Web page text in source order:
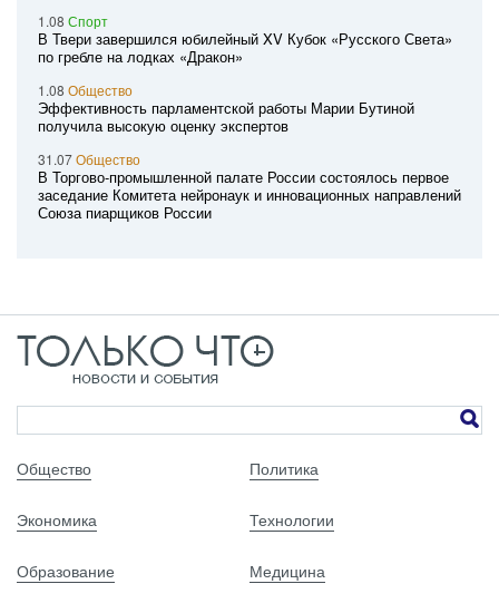
1.08 Спорт
В Твери завершился юбилейный XV Кубок «Русского Света»
по гребле на лодках «Дракон»
1.08 Общество
Эффективность парламентской работы Марии Бутиной
получила высокую оценку экспертов
31.07Общество
В Торгово-промышленной палате России состоялось первое
заседание Комитета нейронаук и инновационных направлений
Союза пиарщиков России
Общество Политика
Экономика Технологии
Образование Медицина